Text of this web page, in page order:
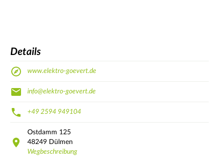
Details
www.elektro-goevert.de
info@elektro-goevert.de
+49 2594 949104
Ostdamm 125
48249 Dülmen
Wegbeschreibung